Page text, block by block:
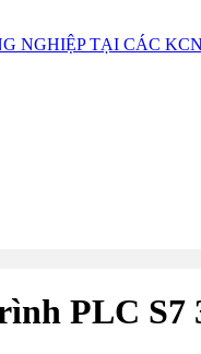
NGHIỆP TẠI CÁC
PLC S7